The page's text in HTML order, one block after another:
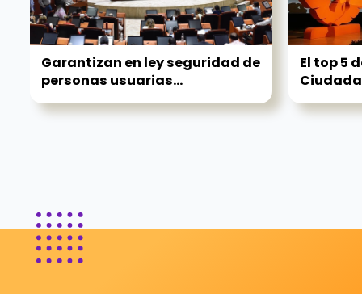
Garantizan en ley seguridad de
personas usuarias...
El top 5